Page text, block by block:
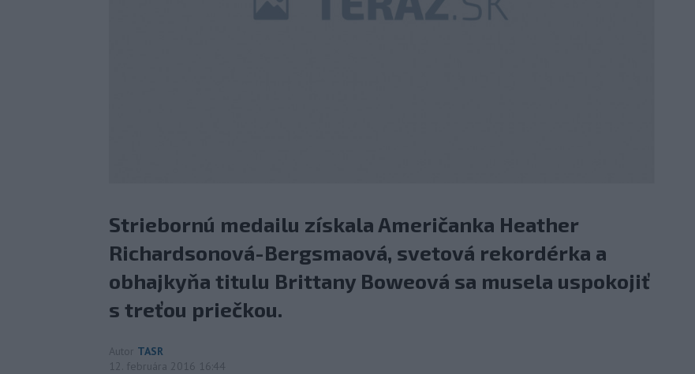
Striebornú medailu získala Američanka Heather
Richardsonová-Bergsmaová, svetová rekordérka a
obhajkyňa titulu Brittany Boweová sa musela uspokojiť
s treťou priečkou.
Autor TASR
12. februára 2016 16:44